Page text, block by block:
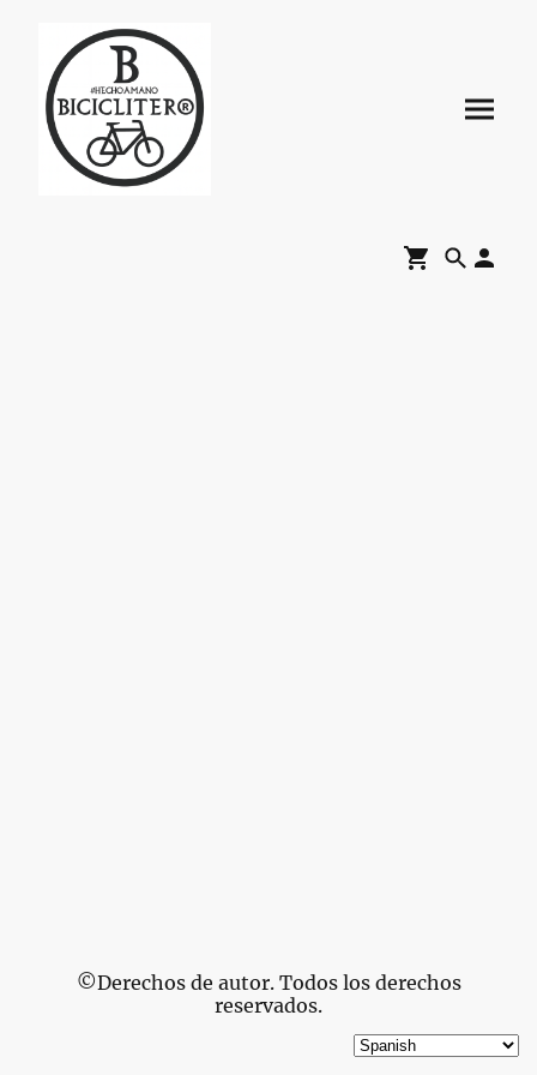
©Derechos de autor. Todos los derechos
reservados.